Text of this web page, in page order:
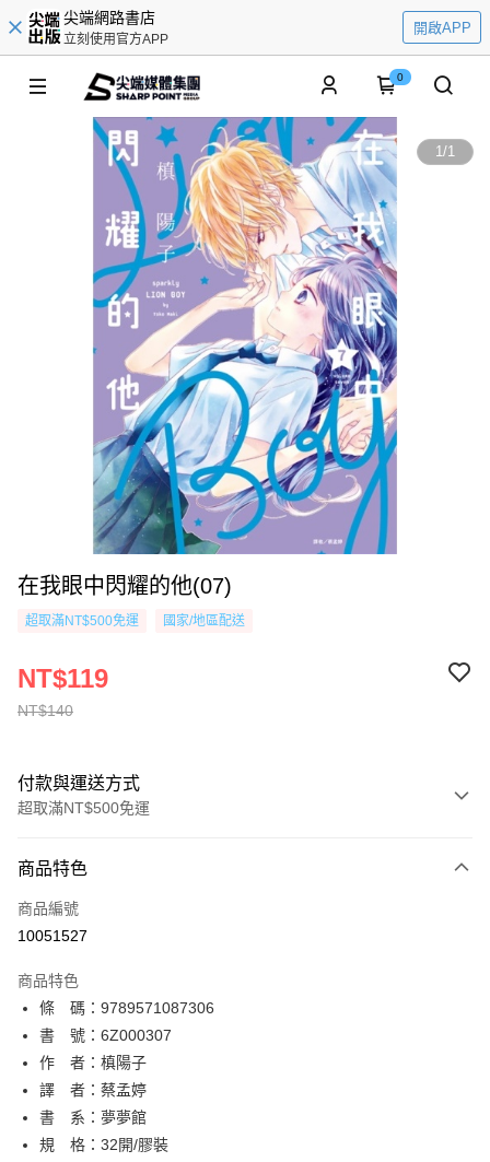
尖端網路書店
立刻使用官方APP
開啟APP
0
1/1
在我眼中閃耀的他(07)
超取滿NT$500免運 國家/地區配送
NT$140
NT$119
付款與運送方式
超取滿NT$500免運
信用卡一次付款
超商取貨付款
相關說明
【關於「AFTEE先享後付」】
AFTEE先享後付是「在收到商品之後才付款」的支付方式。 讓您購物簡單
便利好安心！
１．簡單：不需註冊會員、不需綁卡、不需儲值。
２．便利：只要手機號碼，簡訊認證，即可結帳。
３．安心：先確認商品／服務後，再付款。
【「AFTEE先享後付」結帳流程】
ATM付款
運送方式
全家取貨付款
每筆NT$80，滿NT$500(含以上)免運費
商品特色
商品編號
10051527
商品特色
條 碼：9789571087306
書 號：6Z000307
作 者：槙陽子
譯 者：蔡孟婷
書 系：夢夢館
規 格：32開/膠裝